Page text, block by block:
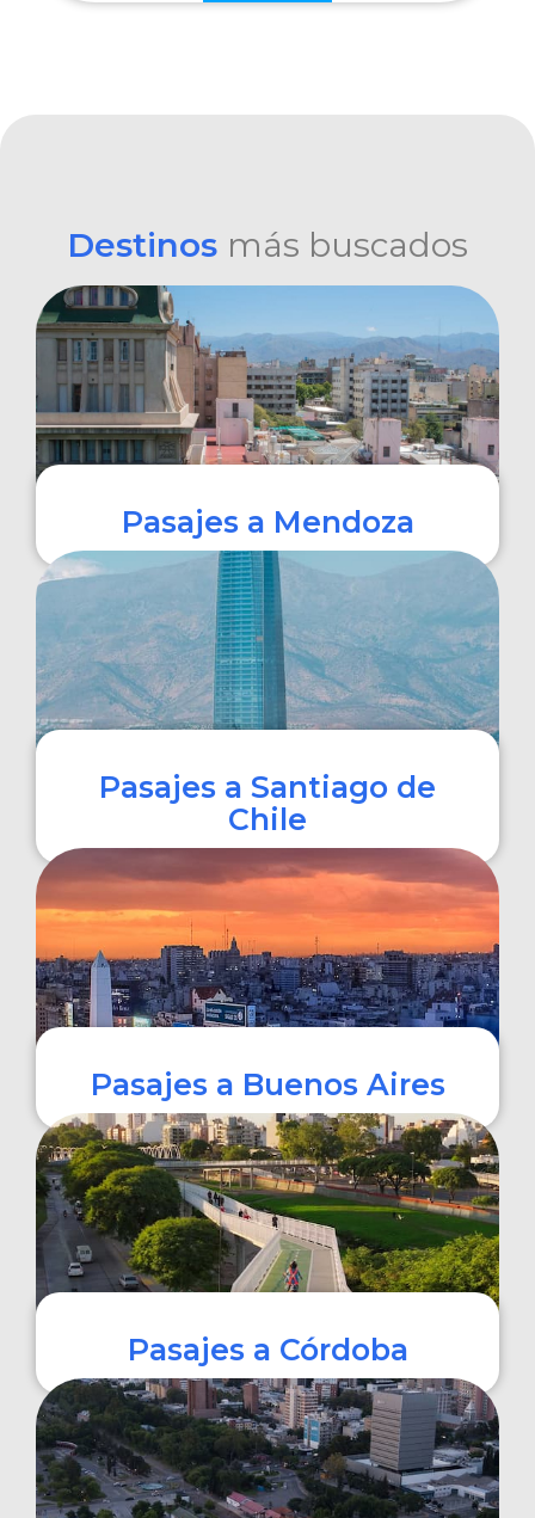
Destinos más buscados
Pasajes a Mendoza
COMPRAR
Pasajes a Santiago de
Chile
Pasajes a Buenos Aires
COMPRAR
Pasajes a Córdoba
COMPRAR